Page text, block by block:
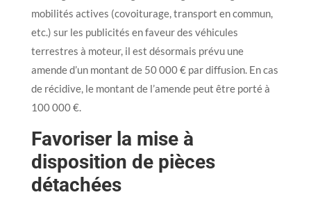
mobilités actives (covoiturage, transport en commun,
etc.) sur les publicités en faveur des véhicules
terrestres à moteur, il est désormais prévu une
amende d’un montant de 50 000 € par diffusion. En cas
de récidive, le montant de l’amende peut être porté à
100 000 €.
Favoriser la mise à
disposition de pièces
détachées